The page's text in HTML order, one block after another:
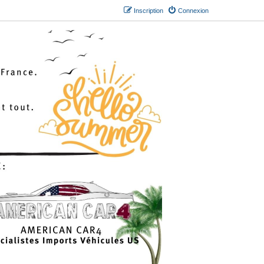
Connexion
Inscription